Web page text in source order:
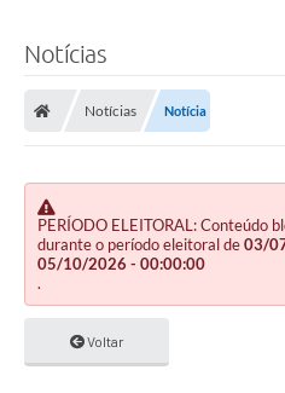
Notícias
Notícias Notícia
PERÍODO ELEITORAL: Conteúdo
durante o período eleitoral de03/
05/10/2026 - 00:00:00
.
Voltar